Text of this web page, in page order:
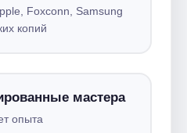
Foxconn, Samsung
копий
мастера
опыта